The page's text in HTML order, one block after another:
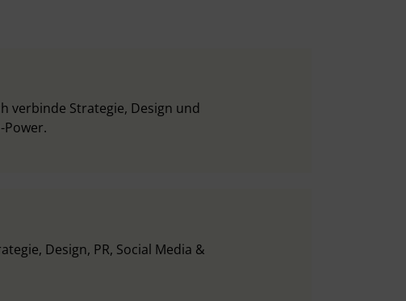
verbinde Strategie, Design und
Design, PR, Social Media &